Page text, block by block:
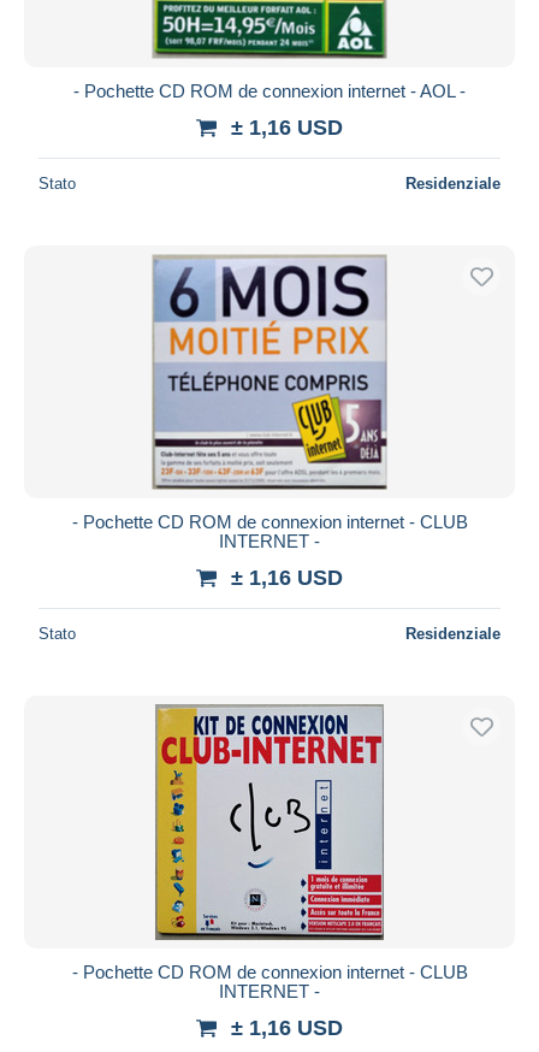
- Pochette CD ROM de connexion internet - AOL -
± 1,16 USD
Stato Residenziale
- Pochette CD ROM de connexion internet - CLUB
INTERNET -
± 1,16 USD
Stato Residenziale
- Pochette CD ROM de connexion internet - CLUB
INTERNET -
± 1,16 USD